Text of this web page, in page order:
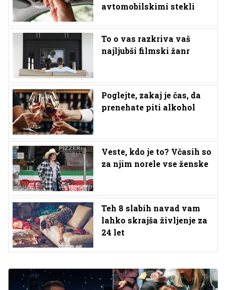
avtomobilskimi stekli
To o vas razkriva vaš
najljubši filmski žanr
Poglejte, zakaj je čas, da
prenehate piti alkohol
Veste, kdo je to? Včasih so
za njim norele vse ženske
Teh 8 slabih navad vam
lahko skrajša življenje za
24 let